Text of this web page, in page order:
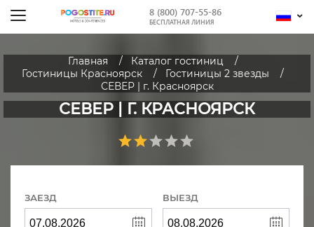
8 (800) 707-55-86
БЕСПЛАТНАЯ ЛИНИЯ
Главная
Каталог гостиниц
Гостиницы Красноярск
Гостиницы 2 звезды
СЕВЕР | г. Красноярск
СЕВЕР | Г. КРАСНОЯРСК
ЗАЕЗД ВЫЕЗД